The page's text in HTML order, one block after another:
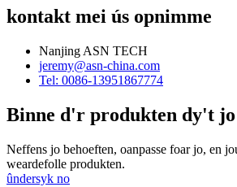
kontakt mei ús opnimme
Nanjing ASN TECH
jeremy@asn-china.com
Tel: 0086-13951867774
Binne d'r produkten dy't
Neffens jo behoeften, oanpasse foar jo, en
weardefolle produkten.
ûndersyk no